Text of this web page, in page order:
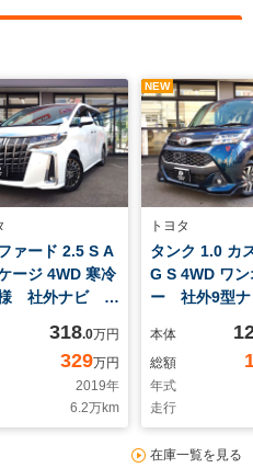
ァード 2.5 S A
ージ 4WD 寒冷
社外ナビ フ
ューモニター
ライブレコーダ
ンジンスタータ
LEDライ
側パワースライ
318.0万円
329万円
2019年
6.2万km
NEW
トヨタ
タンク 1.0 カ
G S 4WD ワ
ー 社外9型
Bluetooth バ
メラ 両側パ
イドドア
ライト LED
シートヒータ
ートキー
本体
総額
年式
走行
在庫一覧を見る